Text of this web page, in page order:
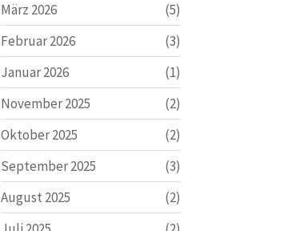
März 2026
(5)
Februar 2026
(3)
Januar 2026
(1)
November 2025
(2)
Oktober 2025
(2)
September 2025
(3)
August 2025
(2)